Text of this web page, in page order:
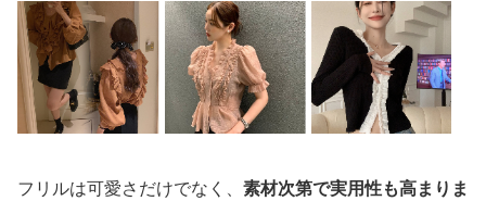
フリルは可愛さだけでなく、 素材次第で実用性も高まりま